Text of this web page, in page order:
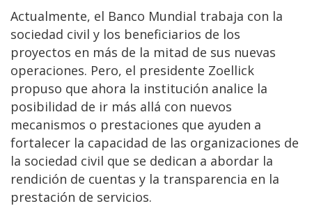
Actualmente, el Banco Mundial trabaja con la
sociedad civil y los beneficiarios de los
proyectos en más de la mitad de sus nuevas
operaciones. Pero, el presidente Zoellick
propuso que ahora la institución analice la
posibilidad de ir más allá con nuevos
mecanismos o prestaciones que ayuden a
fortalecer la capacidad de las organizaciones de
la sociedad civil que se dedican a abordar la
rendición de cuentas y la transparencia en la
prestación de servicios.